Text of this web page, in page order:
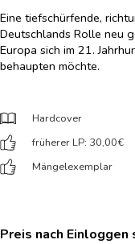
Eine tiefschürfende,
Deutschlands Rolle neu
Europa sich im 21.
behaupten möchte.
Hardcover
früherer LP: 30,00€
Mängelexemplar
Preis nach Einloggen